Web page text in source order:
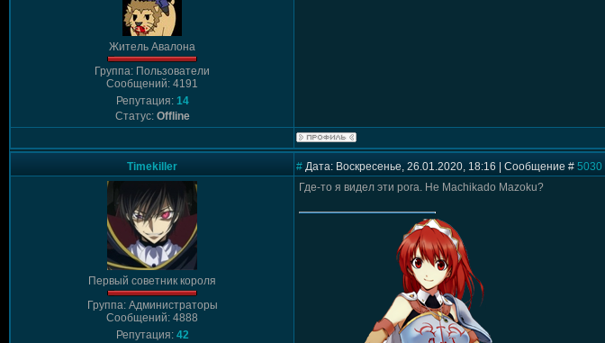
Житель Авалона
Группа: Пользователи
Сообщений: 4191
Репутация: 14
Статус: Offline
Timekiller # Дата: Воскресенье, 26.01.2020, 18:16 | Сообщение # 5030
Первый советник короля
Группа: Администраторы
Сообщений: 4888
Репутация: 42
Где-то я видел эти рога. Не Machikado Mazoku?